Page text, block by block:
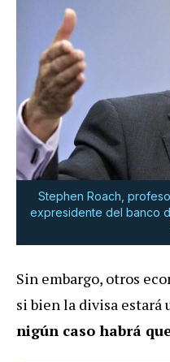
Stephen Roach,
expresidente del banco
Sin embargo, otros
si bien la divisa estará
nigún caso habrá